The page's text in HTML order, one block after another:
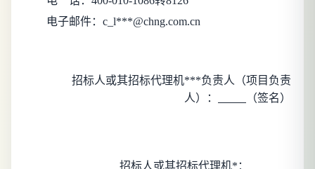
电子邮件： c_l***@chng.com.cn
招标人或其招标代理机***负责人（项目负责
人）：
（签名）
招标人或其招标代理机*：